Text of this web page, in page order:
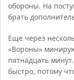
обороны. На
брать
Еще через
«Вороны»
пятнадцать
быстро, потому